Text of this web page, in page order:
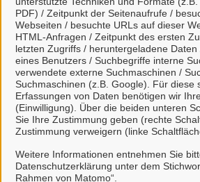
PDF) / Zeitpunkt der Seitenaufrufe /
Webseiten / besuchte URLs auf dieser
HTML-Anfragen / Zeitpunkt des ersten
letzten Zugriffs / heruntergeladene
eines Benutzers / Suchbegriffe interne
verwendete externe Suchmaschinen /
Suchmaschinen (z.B. Google). Für diese
Erfassungen von Daten benötigen wir
(Einwilligung). Über die beiden unteren
Sie Ihre Zustimmung geben (rechte
Zustimmung verweigern (linke
Weitere Informationen entnehmen Sie
Datenschutzerklärung unter dem
Rahmen von Matomo“.
Identifizierung von
Juristische Personen,
Vereinigungen, denen ein
kann
natürliche Personen, die
gewerblich tätig sind.
Eine Nutzung ist aber auch durch
Sinne von § 1 Abs. 4
(VwVfG) möglich.